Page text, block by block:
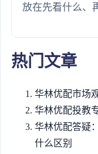
放在先看什么、
热门文章
华林优配市场
华林优配投教
华林优配答疑
什么区别